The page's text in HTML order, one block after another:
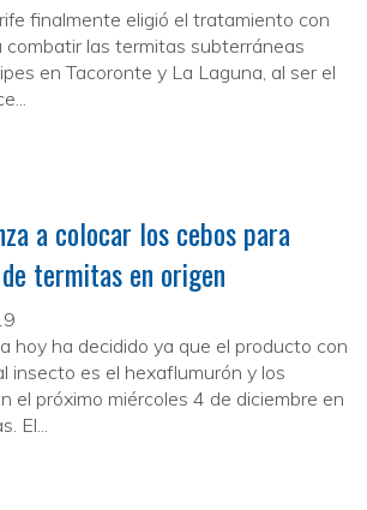
finalmente eligió el tratamiento con
combatir las termitas subterráneas
en Tacoronte y La Laguna, al ser el
a colocar los cebos para
termitas en origen
hoy ha decidido ya que el producto con
insecto es el hexaflumurón y los
el próximo miércoles 4 de diciembre en
El...